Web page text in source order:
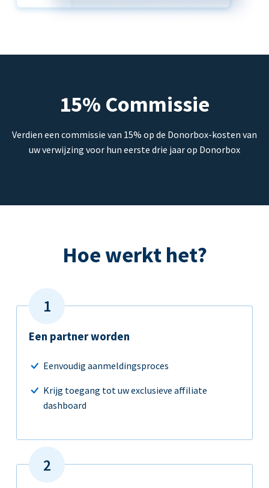
15% Commissie
Verdien een commissie van 15% op de Donorbox-kosten van
uw verwijzing voor hun eerste drie jaar op Donorbox
Hoe werkt het?
Een partner worden
Eenvoudig aanmeldingsproces
Krijg toegang tot uw exclusieve affiliate
dashboard